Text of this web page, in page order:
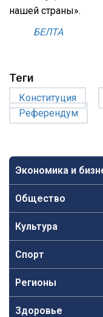
Экономика и
Общество
Культура
Спорт
Регионы
Здоровье
нашей страны».
БЕЛТА
Теги
Конституция
Референдум